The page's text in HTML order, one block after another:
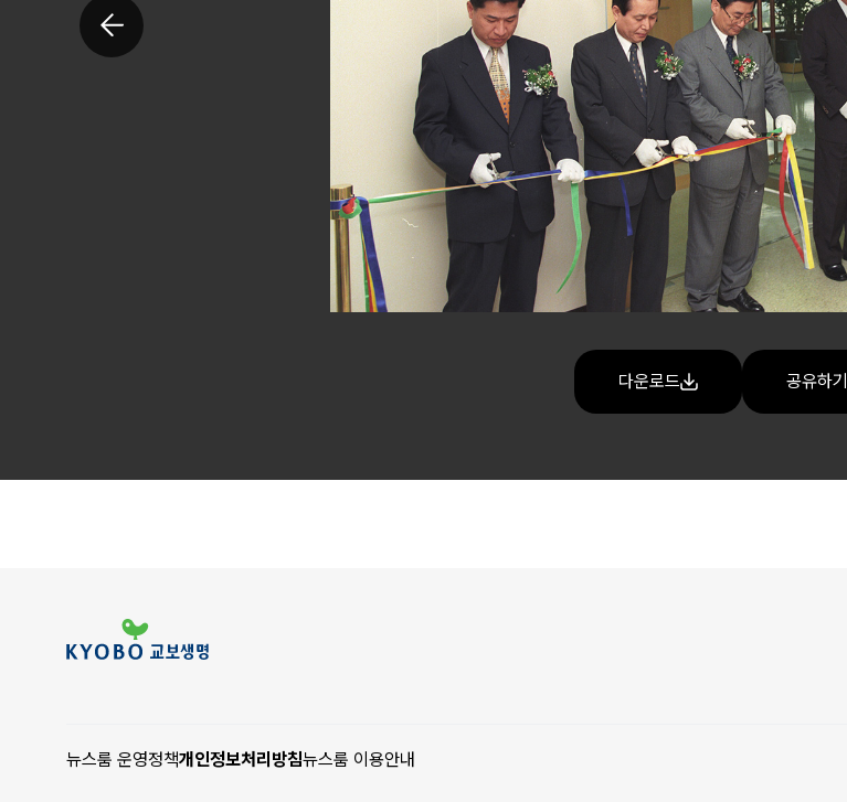
다운로드 공유하기
뉴스룸 운영정책개인정보처리방침뉴스룸 이용안내